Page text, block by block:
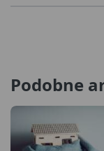
Podobne